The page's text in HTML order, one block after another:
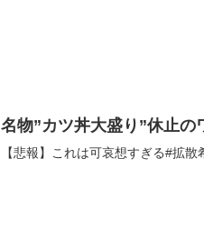
名物”カツ丼大盛り”休止の
【悲報】これは可哀想すぎる#拡